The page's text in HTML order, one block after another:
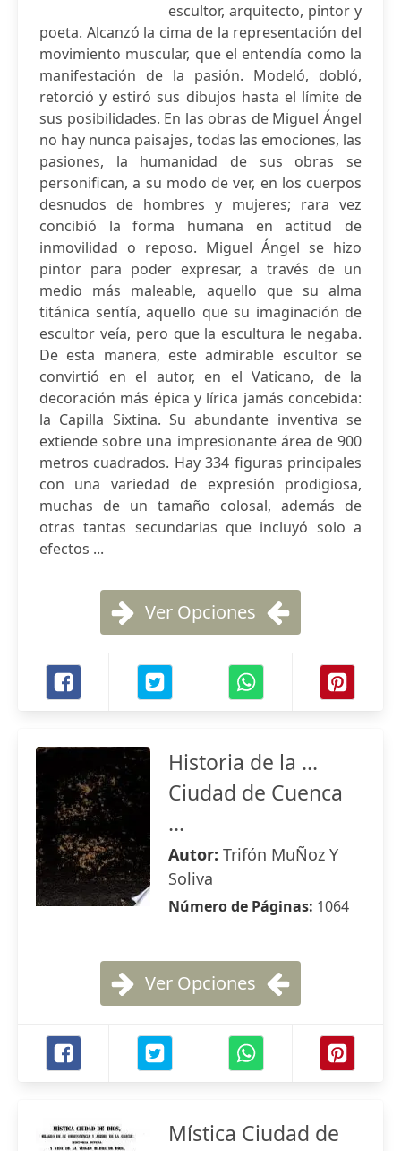
escultor, arquitecto, pintor y
poeta. Alcanzó la cima de la representación del
movimiento muscular, que el entendía como la
manifestación de la pasión. Modeló, dobló,
retorció y estiró sus dibujos hasta el límite de
sus posibilidades. En las obras de Miguel Ángel
no hay nunca paisajes, todas las emociones, las
pasiones, la humanidad de sus obras se
personifican, a su modo de ver, en los cuerpos
desnudos de hombres y mujeres; rara vez
concibió la forma humana en actitud de
inmovilidad o reposo. Miguel Ángel se hizo
pintor para poder expresar, a través de un
medio más maleable, aquello que su alma
titánica sentía, aquello que su imaginación de
escultor veía, pero que la escultura le negaba.
De esta manera, este admirable escultor se
convirtió en el autor, en el Vaticano, de la
decoración más épica y lírica jamás concebida:
la Capilla Sixtina. Su abundante inventiva se
extiende sobre una impresionante área de 900
metros cuadrados. Hay 334 figuras principales
con una variedad de expresión prodigiosa,
muchas de un tamaño colosal, además de
otras tantas secundarias que incluyó solo a
efectos ...
Ver Opciones
Historia de la ...
Ciudad de Cuenca
...
Autor: Trifón MuÑoz Y
Soliva
Número de Páginas: 1064
Ver Opciones
Mística Ciudad de